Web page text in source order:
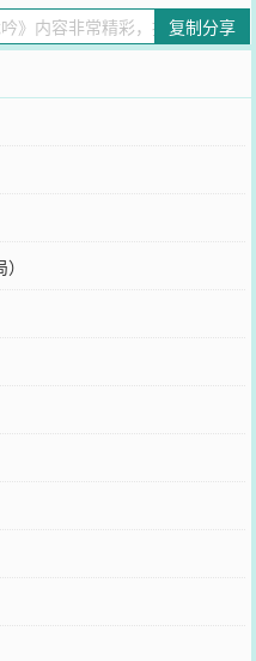
万剑臣服，神魔共诛。半生流
一世尘缘难了，美人在侧，落
者，以仁为念。不求一世无
中之剑去守护！（全本免
不要忘记向您QQ群和微博微信
复制分享